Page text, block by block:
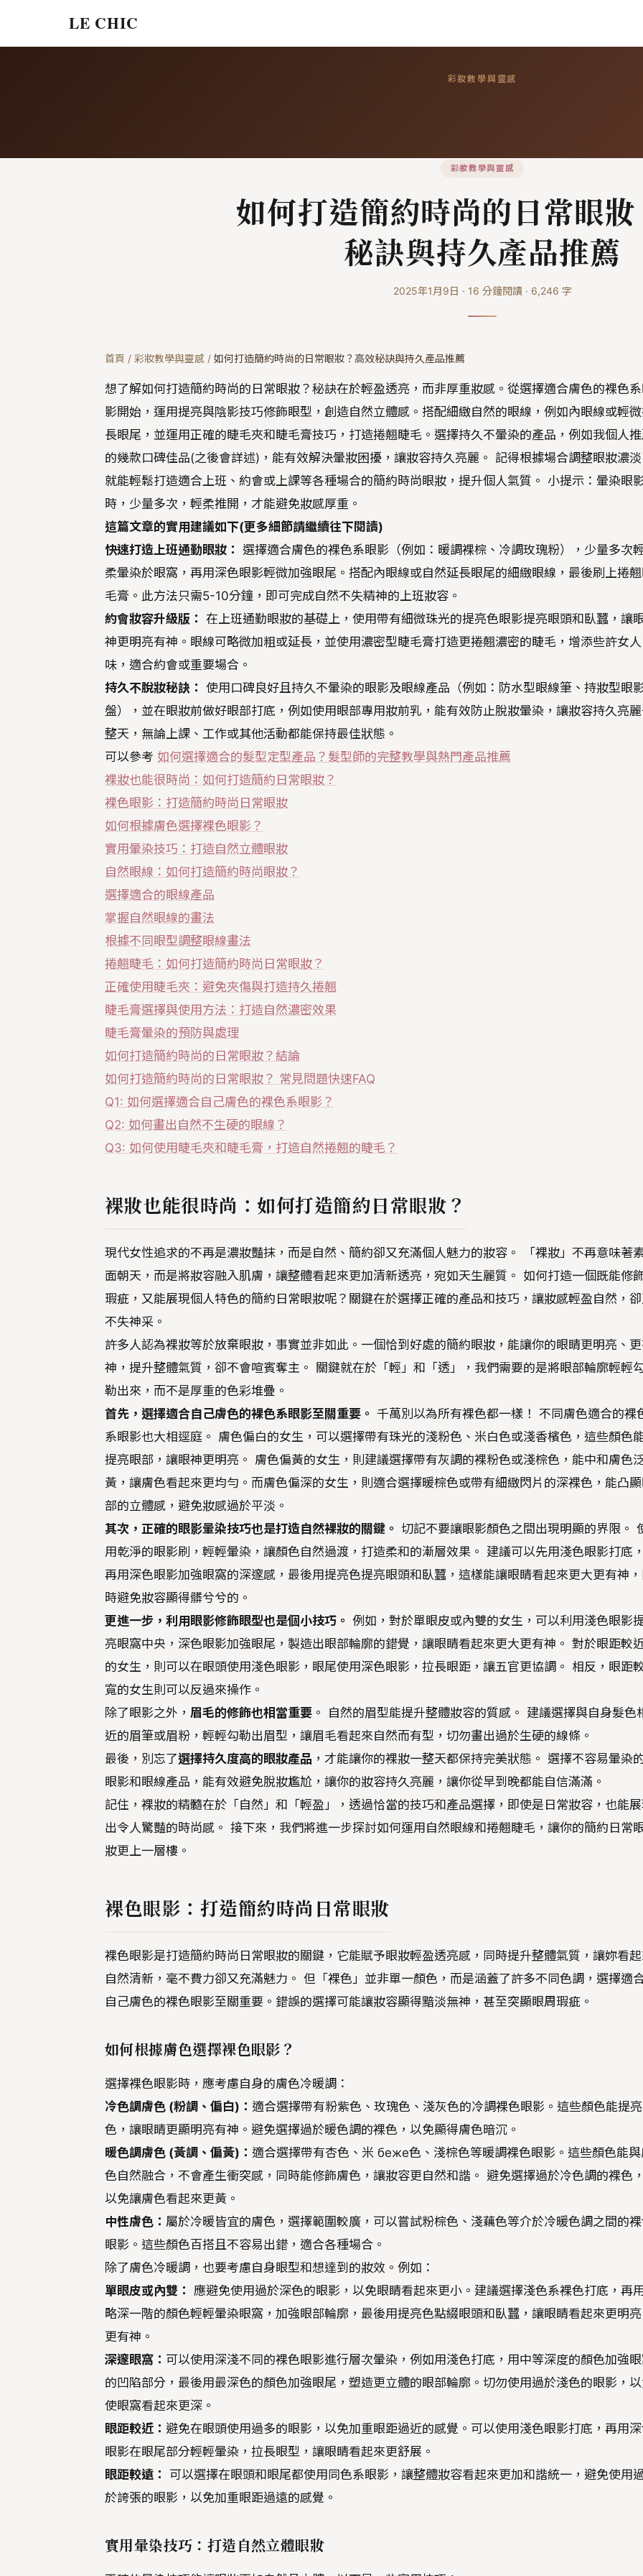
LE CHIC
彩妝教學與靈感
彩妝教學與靈感
如何打造簡約時尚的日常眼
秘訣與持久產品推薦
2025年1月9日 · 16 分鐘閱讀· 6,246 字
首頁 / 彩妝教學與靈感 / 如何打造簡約時尚的日常眼妝？高效秘訣與持久產品推薦
想了解如何打造簡約時尚的日常眼妝？秘訣在於輕盈透亮，而非厚重妝感。從選擇適合膚色的裸色
影開始，運用提亮與陰影技巧修飾眼型，創造自然立體感。搭配細緻自然的眼線，例如內眼線或輕
長眼尾，並運用正確的睫毛夾和睫毛膏技巧，打造捲翹睫毛。選擇持久不暈染的產品，例如我個人
的幾款口碑佳品(之後會詳述)，能有效解決暈妝困擾，讓妝容持久亮麗。 記得根據場合調整眼妝濃
就能輕鬆打造適合上班、約會或上課等各種場合的簡約時尚眼妝，提升個人氣質。 小提示：暈染眼
時，少量多次，輕柔推開，才能避免妝感厚重。
這篇文章的實用建議如下(更多細節請繼續往下閱讀)
快速打造上班通勤眼妝：
選擇適合膚色的裸色系眼影（例如：暖調裸棕、冷調玫瑰粉），少量多次
柔暈染於眼窩，再用深色眼影輕微加強眼尾。搭配內眼線或自然延長眼尾的細緻眼線，最後刷上捲
毛膏。此方法只需5-10分鐘，即可完成自然不失精神的上班妝容。
約會妝容升級版： 在上班通勤眼妝的基礎上，使用帶有細微珠光的提亮色眼影提亮眼頭和臥蠶，讓
神更明亮有神。眼線可略微加粗或延長，並使用濃密型睫毛膏打造更捲翹濃密的睫毛，增添些許女人
味，適合約會或重要場合。
持久不脫妝秘訣： 使用口碑良好且持久不暈染的眼影及眼線產品（例如：防水型眼線筆、持妝型眼
盤），並在眼妝前做好眼部打底，例如使用眼部專用妝前乳，能有效防止脫妝暈染，讓妝容持久亮
整天，無論上課、工作或其他活動都能保持最佳狀態。
可以參考 如何選擇適合的髮型定型產品？髮型師的完整教學與熱門產品推薦
裸妝也能很時尚：如何打造簡約日常眼妝？
裸色眼影：打造簡約時尚日常眼妝
如何根據膚色選擇裸色眼影？
實用暈染技巧：打造自然立體眼妝
自然眼線：如何打造簡約時尚眼妝？
選擇適合的眼線產品
掌握自然眼線的畫法
根據不同眼型調整眼線畫法
捲翹睫毛：如何打造簡約時尚日常眼妝？
正確使用睫毛夾：避免夾傷與打造持久捲翹
睫毛膏選擇與使用方法：打造自然濃密效果
睫毛膏暈染的預防與處理
如何打造簡約時尚的日常眼妝？結論
如何打造簡約時尚的日常眼妝？ 常見問題快速FAQ
Q1: 如何選擇適合自己膚色的裸色系眼影？
Q2: 如何畫出自然不生硬的眼線？
Q3: 如何使用睫毛夾和睫毛膏，打造自然捲翹的睫毛？
裸妝也能很時尚：如何打造簡約日常眼妝？
現代女性追求的不再是濃妝豔抹，而是自然、簡約卻又充滿個人魅力的妝容。 「裸妝」不再意味著
面朝天，而是將妝容融入肌膚，讓整體看起來更加清新透亮，宛如天生麗質。 如何打造一個既能修
瑕疵，又能展現個人特色的簡約日常眼妝呢？關鍵在於選擇正確的產品和技巧，讓妝感輕盈自然，
不失神采。
許多人認為裸妝等於放棄眼妝，事實並非如此。一個恰到好處的簡約眼妝，能讓你的眼睛更明亮、
神，提升整體氣質，卻不會喧賓奪主。 關鍵就在於「輕」和「透」，我們需要的是將眼部輪廓輕輕
勒出來，而不是厚重的色彩堆疊。
首先，選擇適合自己膚色的裸色系眼影至關重要。 千萬別以為所有裸色都一樣！ 不同膚色適合的裸
系眼影也大相逕庭。 膚色偏白的女生，可以選擇帶有珠光的淺粉色、米白色或淺香檳色，這些顏色
提亮眼部，讓眼神更明亮。 膚色偏黃的女生，則建議選擇帶有灰調的裸粉色或淺棕色，能中和膚色
黃，讓膚色看起來更均勻。而膚色偏深的女生，則適合選擇暖棕色或帶有細緻閃片的深裸色，能凸
部的立體感，避免妝感過於平淡。
其次，正確的眼影暈染技巧也是打造自然裸妝的關鍵。 切記不要讓眼影顏色之間出現明顯的界限。
用乾淨的眼影刷，輕輕暈染，讓顏色自然過渡，打造柔和的漸層效果。 建議可以先用淺色眼影打底
再用深色眼影加強眼窩的深邃感，最後用提亮色提亮眼頭和臥蠶，這樣能讓眼睛看起來更大更有神
時避免妝容顯得髒兮兮的。
更進一步，利用眼影修飾眼型也是個小技巧。 例如，對於單眼皮或內雙的女生，可以利用淺色眼影
亮眼窩中央，深色眼影加強眼尾，製造出眼部輪廓的錯覺，讓眼睛看起來更大更有神。 對於眼距較
的女生，則可以在眼頭使用淺色眼影，眼尾使用深色眼影，拉長眼距，讓五官更協調。 相反，眼距
寬的女生則可以反過來操作。
除了眼影之外， 眉毛的修飾也相當重要 。 自然的眉型能提升整體妝容的質感。 建議選擇與自身髮色
近的眉筆或眉粉，輕輕勾勒出眉型，讓眉毛看起來自然而有型，切勿畫出過於生硬的線條。
最後，別忘了選擇持久度高的眼妝產品 ，才能讓你的裸妝一整天都保持完美狀態。 選擇不容易暈染
眼影和眼線產品，能有效避免脫妝尷尬，讓你的妝容持久亮麗，讓你從早到晚都能自信滿滿。
記住，裸妝的精髓在於「自然」和「輕盈」，透過恰當的技巧和產品選擇，即使是日常妝容，也能
出令人驚豔的時尚感。 接下來，我們將進一步探討如何運用自然眼線和捲翹睫毛，讓你的簡約日常
妝更上一層樓。
裸色眼影：打造簡約時尚日常眼妝
裸色眼影是打造簡約時尚日常眼妝的關鍵，它能賦予眼妝輕盈透亮感，同時提升整體氣質，讓妳看
自然清新，毫不費力卻又充滿魅力。 但「裸色」並非單一顏色，而是涵蓋了許多不同色調，選擇適
自己膚色的裸色眼影至關重要。錯誤的選擇可能讓妝容顯得黯淡無神，甚至突顯眼周瑕疵。
如何根據膚色選擇裸色眼影？
選擇裸色眼影時，應考慮自身的膚色冷暖調：
冷色調膚色 (粉調、偏白)： 適合選擇帶有粉紫色、玫瑰色、淺灰色的冷調裸色眼影。這些顏色能提
色，讓眼睛更顯明亮有神。避免選擇過於暖色調的裸色，以免顯得膚色暗沉。
暖色調膚色 (黃調、偏黃)： 適合選擇帶有杏色、米 беже色、淺棕色等暖調裸色眼影。這些顏色能
色自然融合，不會產生衝突感，同時能修飾膚色，讓妝容更自然和諧。 避免選擇過於冷色調的裸色
以免讓膚色看起來更黃。
中性膚色： 屬於冷暖皆宜的膚色，選擇範圍較廣，可以嘗試粉棕色、淺藕色等介於冷暖色調之間的
眼影。這些顏色百搭且不容易出錯，適合各種場合。
除了膚色冷暖調，也要考慮自身眼型和想達到的妝效。例如：
單眼皮或內雙： 應避免使用過於深色的眼影，以免眼睛看起來更小。建議選擇淺色系裸色打底，再
略深一階的顏色輕輕暈染眼窩，加強眼部輪廓，最後用提亮色點綴眼頭和臥蠶，讓眼睛看起來更明
更有神。
深邃眼窩： 可以使用深淺不同的裸色眼影進行層次暈染，例如用淺色打底，用中等深度的顏色加強
的凹陷部分，最後用最深色的顏色加強眼尾，塑造更立體的眼部輪廓。切勿使用過於淺色的眼影，
使眼窩看起來更深。
眼距較近： 避免在眼頭使用過多的眼影，以免加重眼距過近的感覺。可以使用淺色眼影打底，再用
眼影在眼尾部分輕輕暈染，拉長眼型，讓眼睛看起來更舒展。
眼距較遠：
可以選擇在眼頭和眼尾都使用同色系眼影，讓整體妝容看起來更加和諧統一，避免使用
於誇張的眼影，以免加重眼距過遠的感覺。
實用暈染技巧：打造自然立體眼妝